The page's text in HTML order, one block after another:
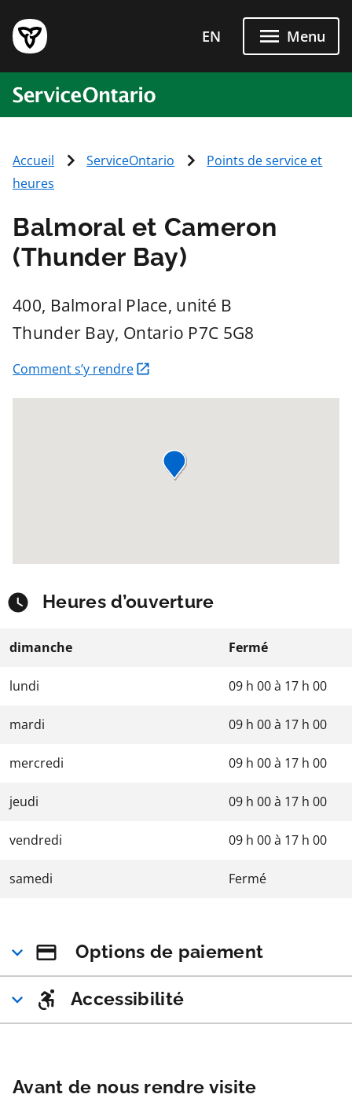
EN Menu
Accueil ServiceOntario
Points de service et
heures
Balmoral et Cameron
(Thunder Bay)
400, Balmoral Place, unité B
Thunder Bay, Ontario P7C 5G8
Comment s’y rendre
Heures d’ouverture
dimanche Fermé
lundi 09 h 00à 17 h 00
mardi 09 h 00à 17 h 00
mercredi 09 h 00à 17 h 00
jeudi 09 h 00à 17 h 00
vendredi 09 h 00à 17 h 00
samedi Fermé
Options de paiement
Accessibilité
Avant de nous rendre visite